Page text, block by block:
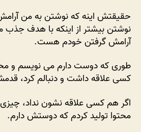
حقیقتش اینه که نوشتن به من
نوشتن بیشتر از اینکه با هدف
آرامش گرفتن خودم هست.
طوری که دوست دارم می نویسم و
کسی علاقه داشت و دنبالم کرد،
اگر هم کسی علاقه نشون نداد،
محتوا تولید کردم که دوستش دارم.